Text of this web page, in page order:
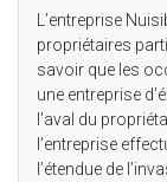
L’entreprise
propriétaires
savoir que les
une entreprise
l’aval du
l’entreprise
l’étendue de